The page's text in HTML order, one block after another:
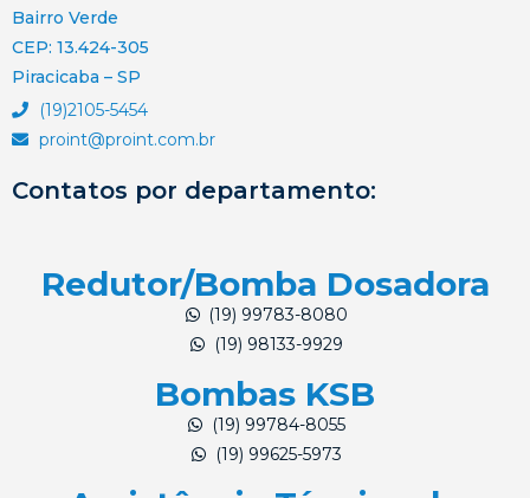
Bairro Verde
CEP: 13.424-305
Piracicaba – SP
(19)2105-5454
proint@proint.com.br
Contatos por departamento:
Redutor/Bomba Dosadora
(19) 99783-8080
(19) 98133-9929
Bombas KSB
(19) 99784-8055
(19) 99625-5973